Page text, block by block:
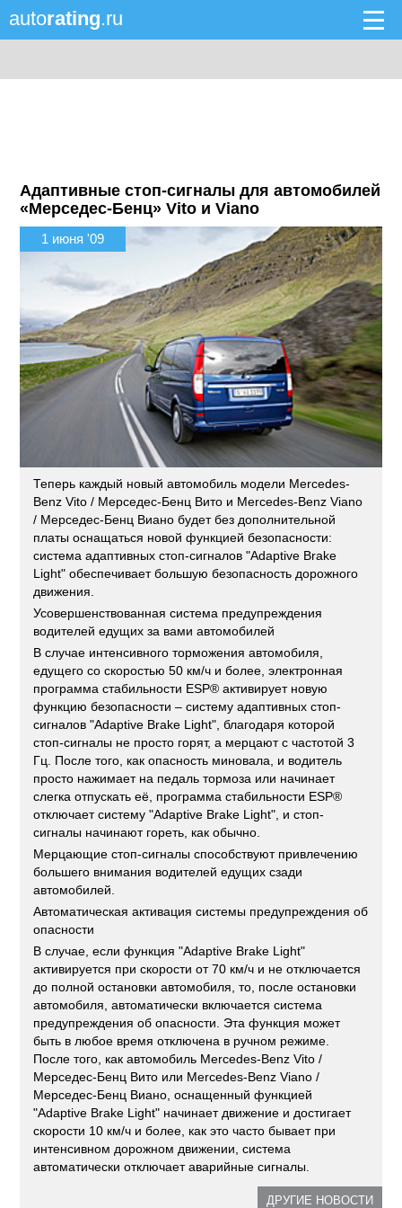
autorating.ru
Адаптивные стоп-сигналы для автомобилей
«Мерседес-Бенц» Vito и Viano
1 июня '09
Теперь каждый новый автомобиль модели Mercedes-
Benz Vito / Мерседес-Бенц Вито и Mercedes-Benz Viano
/ Мерседес-Бенц Виано будет без дополнительной
платы оснащаться новой функцией безопасности:
система адаптивных стоп-сигналов "Adaptive Brake
Light" обеспечивает большую безопасность дорожного
движения.
Усовершенствованная система предупреждения
водителей едущих за вами автомобилей
В случае интенсивного торможения автомобиля,
едущего со скоростью 50 км/ч и более, электронная
программа стабильности ESP® активирует новую
функцию безопасности – систему адаптивных стоп-
сигналов "Adaptive Brake Light", благодаря которой
стоп-сигналы не просто горят, а мерцают с частотой 3
Гц. После того, как опасность миновала, и водитель
просто нажимает на педаль тормоза или начинает
слегка отпускать её, программа стабильности ESP®
отключает систему "Adaptive Brake Light", и стоп-
сигналы начинают гореть, как обычно.
Мерцающие стоп-сигналы способствуют привлечению
большего внимания водителей едущих сзади
автомобилей.
Автоматическая активация системы предупреждения об
опасности
В случае, если функция "Adaptive Brake Light"
активируется при скорости от 70 км/ч и не отключается
до полной остановки автомобиля, то, после остановки
автомобиля, автоматически включается система
предупреждения об опасности. Эта функция может
быть в любое время отключена в ручном режиме.
После того, как автомобиль Mercedes-Benz Vito /
Мерседес-Бенц Вито или Mercedes-Benz Viano /
Мерседес-Бенц Виано, оснащенный функцией
"Adaptive Brake Light" начинает движение и достигает
скорости 10 км/ч и более, как это часто бывает при
интенсивном дорожном движении, система
автоматически отключает аварийные сигналы.
ДРУГИЕ НОВОСТИ